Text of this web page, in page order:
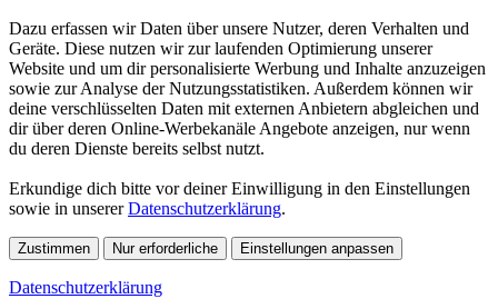
Dazu erfassen wir Daten über unsere Nutzer, deren Verhalten und
Geräte. Diese nutzen wir zur laufenden Optimierung unserer
Website und um dir personalisierte Werbung und Inhalte anzuzeigen
sowie zur Analyse der Nutzungsstatistiken. Außerdem können wir
deine verschlüsselten Daten mit externen Anbietern abgleichen und
dir über deren Online-Werbekanäle Angebote anzeigen, nur wenn
du deren Dienste bereits selbst nutzt.
Erkundige dich bitte vor deiner Einwilligung in den Einstellungen
sowie in unsererDatenschutzerklärung.
Zustimmen Nur erforderliche Einstellungen anpassen
Datenschutzerklärung